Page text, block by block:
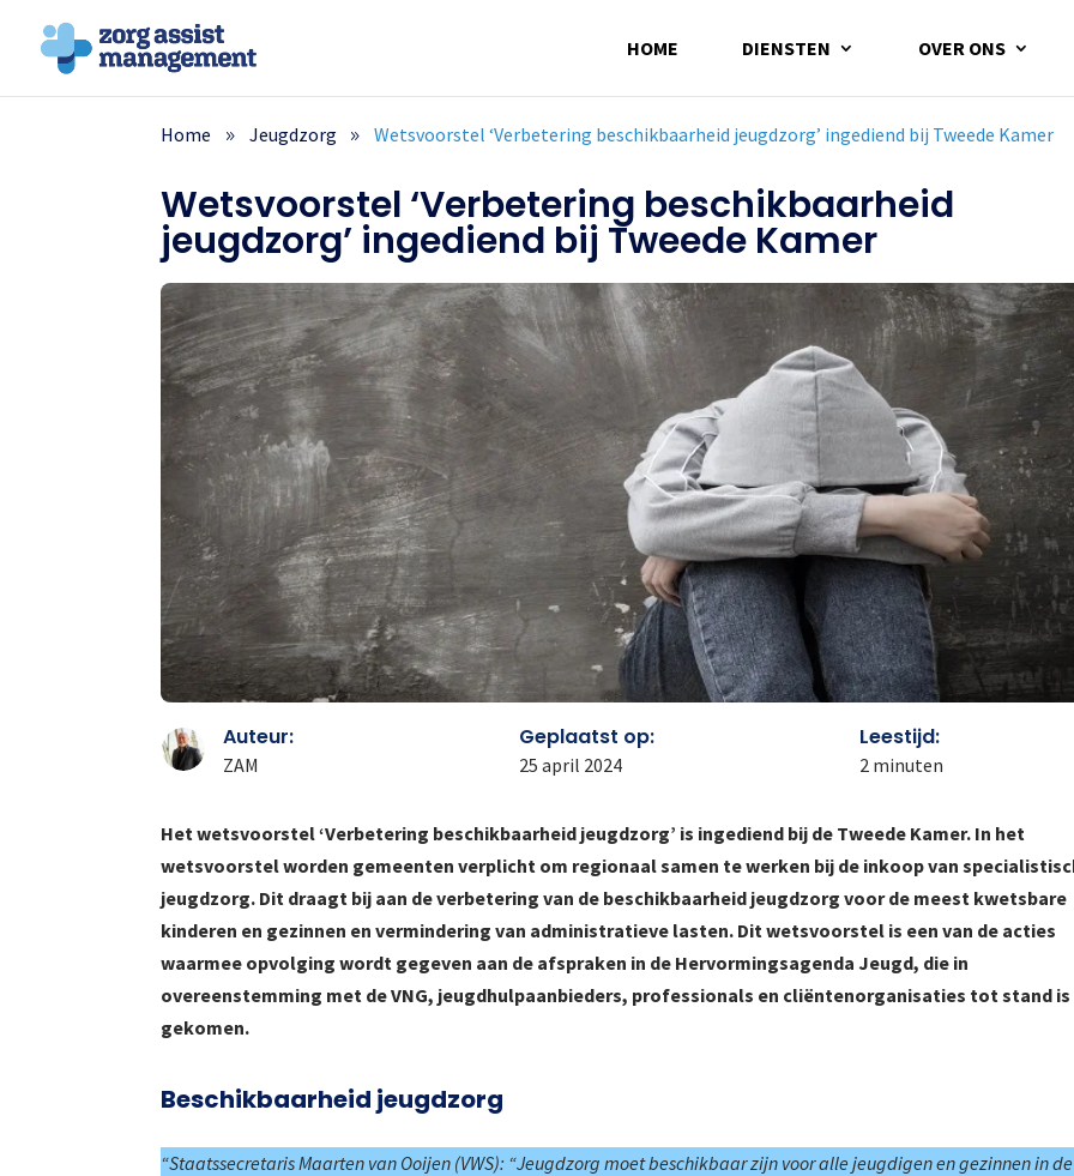
HOME DIENSTEN OVER ONS
Home Jeugdzorg Wetsvoorstel ‘Verbetering beschikbaarheid jeugdzorg’ ingediend bij Tweede Kamer
Wetsvoorstel ‘Verbetering beschikbaarheid
jeugdzorg’ ingediend bij Tweede Kamer
Auteur:
ZAM
Geplaatst op:
25 april 2024
Leestijd:
2 minuten
Het wetsvoorstel ‘Verbetering beschikbaarheid jeugdzorg’ is ingediend bij de Tweede Kamer. In het
wetsvoorstel worden gemeenten verplicht om regionaal samen te werken bij de inkoop van
jeugdzorg. Dit draagt bij aan de verbetering van de beschikbaarheid jeugdzorg voor de meest kwetsbare
kinderen en gezinnen en vermindering van administratieve lasten. Dit wetsvoorstel is een van de acties
waarmee opvolging wordt gegeven aan de afspraken in de Hervormingsagenda Jeugd, die in
overeenstemming met de VNG, jeugdhulpaanbieders, professionals en cliëntenorganisaties tot stand is
gekomen.
Beschikbaarheid jeugdzorg
“Staatssecretaris Maarten van Ooijen (VWS): “Jeugdzorg moet beschikbaar zijn voor alle jeugdigen en gezinnen in de